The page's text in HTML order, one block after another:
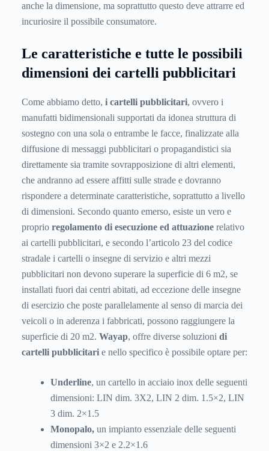
anche la dimensione, ma soprattutto questo deve attrarre ed
incuriosire il possibile consumatore.
Le caratteristiche e tutte le possibili
dimensioni dei cartelli pubblicitari
Come abbiamo detto, i cartelli pubblicitari, ovvero i
manufatti bidimensionali supportati da idonea struttura di
sostegno con una sola o entrambe le facce, finalizzate alla
diffusione di messaggi pubblicitari o propagandistici sia
direttamente sia tramite sovrapposizione di altri elementi,
che andranno ad essere affitti sulle strade e dovranno
rispondere a determinate caratteristiche, soprattutto a livello
di dimensioni. Secondo quanto emerso, esiste un vero e
proprio regolamento di esecuzione ed attuazione relativo
ai cartelli pubblicitari, e secondo l’articolo 23 del codice
stradale i cartelli o insegne di servizio e altri mezzi
pubblicitari non devono superare la superficie di 6 m2, se
installati fuori dai centri abitati, ad eccezione delle insegne
di esercizio che poste parallelamente al senso di marcia dei
veicoli o in aderenza i fabbricati, possono raggiungere la
superficie di 20 m2. Wayap, offre diverse soluzioni di
cartelli pubblicitari e nello specifico è possibile optare per:
Underline, un cartello in acciaio inox delle seguenti
dimensioni: LIN dim. 3X2, LIN 2 dim. 1.5×2, LIN
3 dim. 2×1.5
Monopalo, un impianto essenziale delle seguenti
dimensioni 3×2 e 2.2×1.6